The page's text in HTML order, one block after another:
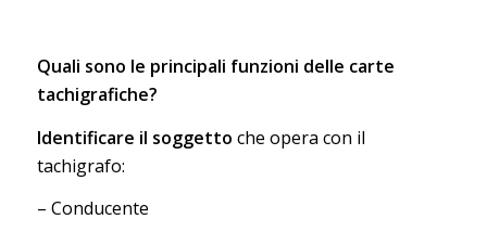
Quali sono le principali funzioni delle carte
tachigrafiche?
Identificare il soggetto che opera con il
tachigrafo:
– Conducente